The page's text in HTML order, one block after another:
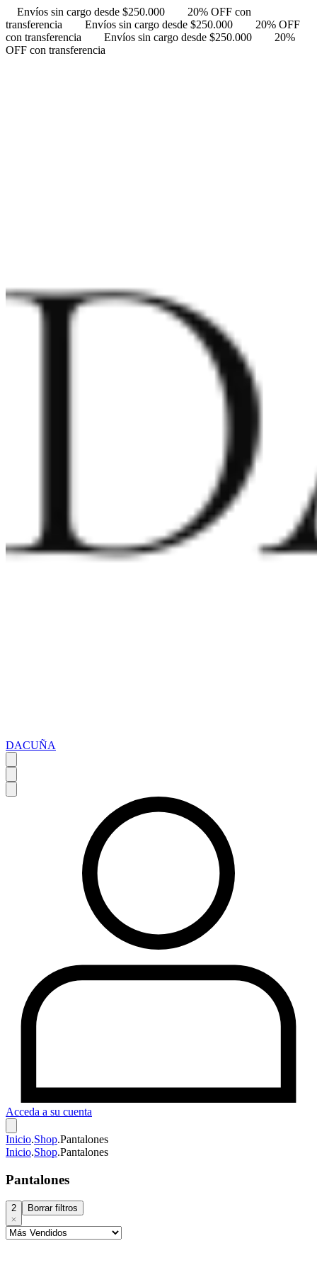
Envíos sin cargo desde $250.000
20% OFF con
transferencia
Envíos sin cargo desde $250.000
20% OFF
con transferencia
Envíos sin cargo desde $250.000
20%
OFF con transferencia
DACUÑA
Acceda a su cuenta
Inicio.Shop.Pantalones
Inicio.Shop.Pantalones
Pantalones
2 Borrar filtros